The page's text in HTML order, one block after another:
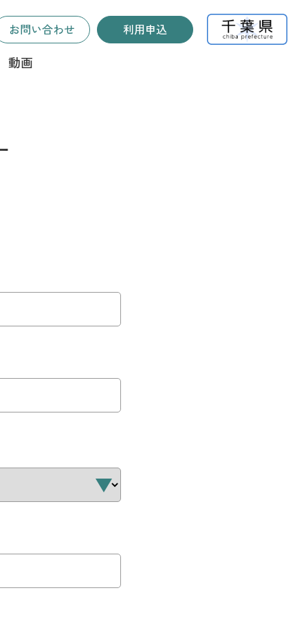
お問い合わせ 利用申込
動画